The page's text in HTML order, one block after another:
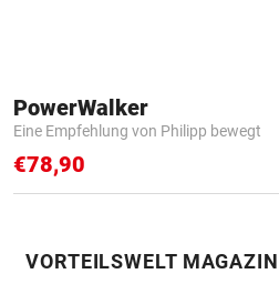
PowerWalker
Eine Empfehlung von Philipp bewegt
€78,90
VORTEILSWELT